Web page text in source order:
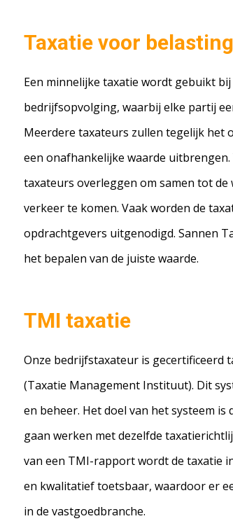
Taxatie voor
Een minnelijke taxatie wordt gebuikt
bedrijfsopvolging, waarbij elke partij
Meerdere taxateurs zullen tegelijk het
een onafhankelijke waarde uitbrengen.
taxateurs overleggen om samen tot de
verkeer te komen. Vaak worden de
opdrachtgevers uitgenodigd. Sannen
het bepalen van de juiste waarde.
TMI taxatie
Onze bedrijfstaxateur is gecertificeerd
(Taxatie Management Instituut). Dit
en beheer. Het doel van het systeem
gaan werken met dezelfde
van een TMI-rapport wordt de taxatie
en kwalitatief toetsbaar, waardoor er
in de vastgoedbranche.